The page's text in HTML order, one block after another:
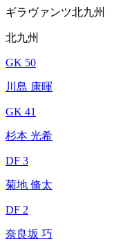
ギラヴァンツ北九州
北九州
GK 50
川島 康暉
GK 41
杉本 光希
DF 3
菊地 脩太
DF 2
奈良坂 巧